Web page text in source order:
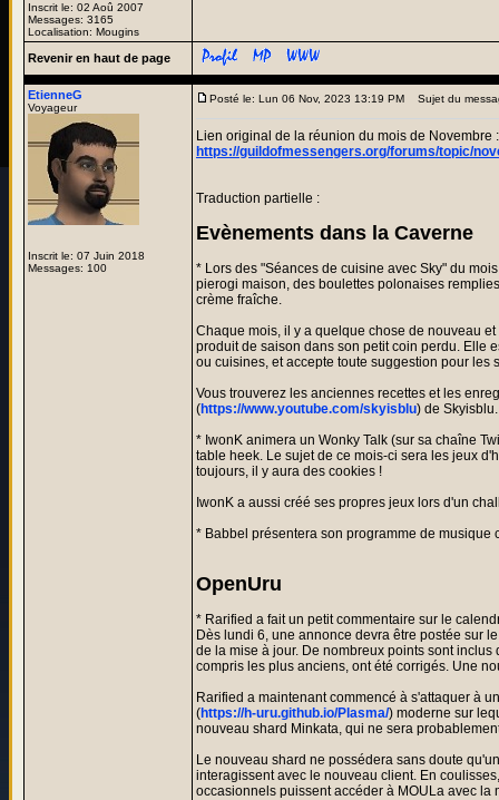
Inscrit le: 02 Aoû 2007
Messages: 3165
Localisation: Mougins
Revenir en haut de page
EtienneG
Voyageur
Inscrit le: 07 Juin 2018
Messages: 100
Posté le: Lun 06 Nov, 2023 13:19 PM Sujet du
Lien original de la réunion du mois de Novembre :
https://guildofmessengers.org/forums/topic/
Traduction partielle :
Evènements dans la Caverne
* Lors des "Séances de cuisine avec Sky" du
pierogi maison, des boulettes polonaises
crème fraîche.
Chaque mois, il y a quelque chose de nouveau
produit de saison dans son petit coin perdu. Elle
ou cuisines, et accepte toute suggestion pour les
Vous trouverez les anciennes recettes et les
(https://www.youtube.com/skyisblu) de Skyisblu.
* IwonK animera un Wonky Talk (sur sa chaîne
table heek. Le sujet de ce mois-ci sera les jeux
toujours, il y aura des cookies !
IwonK a aussi créé ses propres jeux lors d'un
* Babbel présentera son programme de musique
OpenUru
* Rarified a fait un petit commentaire sur le
Dès lundi 6, une annonce devra être postée sur
de la mise à jour. De nombreux points sont
compris les plus anciens, ont été corrigés. Une
Rarified a maintenant commencé à s'attaquer à
(https://h-uru.github.io/Plasma/) moderne sur
nouveau shard Minkata, qui ne sera
Le nouveau shard ne possédera sans doute
interagissent avec le nouveau client. En
occasionnels puissent accéder à MOULa avec la